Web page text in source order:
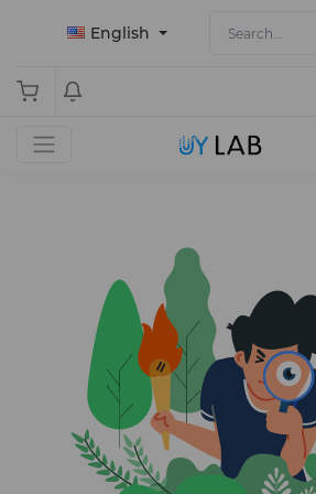
English